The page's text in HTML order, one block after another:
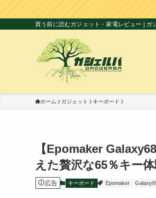
買う前に読むガジェット・家電レビュー | ガ
ホーム ガジェット キーボード
【Epomaker
えた贅沢な65％キー
広告 キーボード Epomaker